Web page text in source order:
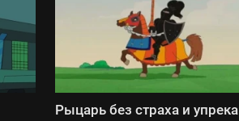
Рыцарь без страха и упрека